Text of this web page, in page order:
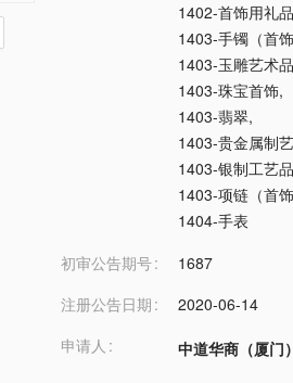
1402-首饰用礼
1403-手镯（首饰
1403-玉雕艺术品
1403-珠宝首饰,
1403-翡翠,
1403-贵金属制
1403-银制工艺品
1403-项链（首饰
1404-手表
初审公告期号
1687
注册公告日期
2020-06-14
申请人
中道华商（厦门